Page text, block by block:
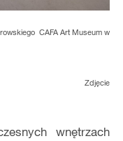
Art Museum w
wnętrzach